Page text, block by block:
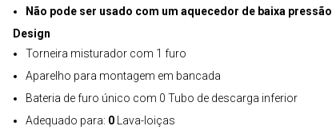
Não pode ser usado com um aquecedor de baixa pressão
Design
Torneira misturador com 1 furo
Aparelho para montagem em bancada
Bateria de furo único com 0 Tubo de descarga inferior
Adequado para: 0 Lava-loiças